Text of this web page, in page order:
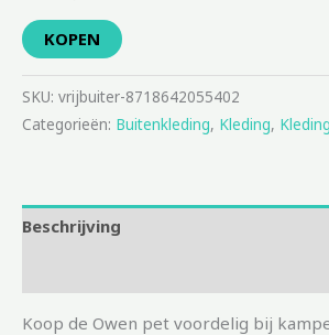
KOPEN
SKU: vrijbuiter-8718642055402
Categorieën: Buitenkleding, Kleding,
Beschrijving
Koop de Owen pet voordelig bij